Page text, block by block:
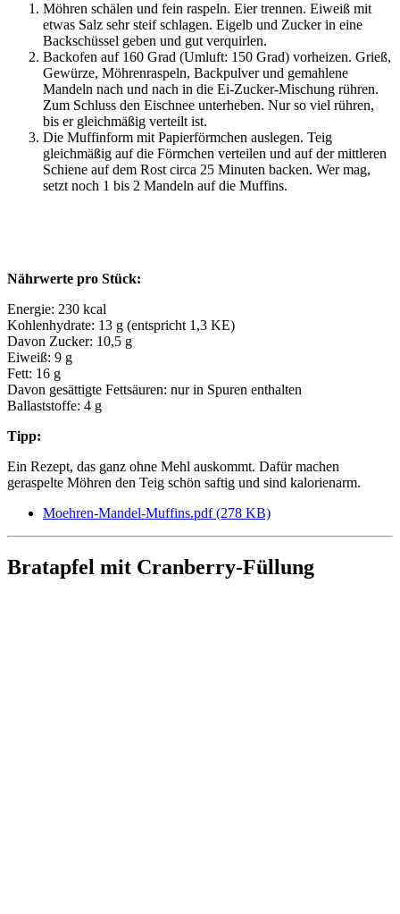
Möhren schälen und fein raspeln. Eier trennen. Eiweiß mit
etwas Salz sehr steif schlagen. Eigelb und Zucker in eine
Backschüssel geben und gut verquirlen.
Backofen auf 160 Grad (Umluft: 150 Grad) vorheizen. Grieß,
Gewürze, Möhrenraspeln, Backpulver und gemahlene
Mandeln nach und nach in die Ei-Zucker-Mischung rühren.
Zum Schluss den Eischnee unterheben. Nur so viel rühren,
bis er gleichmäßig verteilt ist.
Die Muffinform mit Papierförmchen auslegen. Teig
gleichmäßig auf die Förmchen verteilen und auf der mittleren
Schiene auf dem Rost circa 25 Minuten backen. Wer mag,
setzt noch 1 bis 2 Mandeln auf die Muffins.
Nährwerte pro Stück:
Energie: 230 kcal
Kohlenhydrate: 13 g (entspricht 1,3 KE)
Davon Zucker: 10,5 g
Eiweiß: 9 g
Fett: 16 g
Davon gesättigte Fettsäuren: nur in Spuren enthalten
Ballaststoffe: 4 g
Tipp:
Ein Rezept, das ganz ohne Mehl auskommt. Dafür machen
geraspelte Möhren den Teig schön saftig und sind kalorienarm.
Moehren-Mandel-Muffins.pdf(278 KB)
Bratapfel mit Cranberry-Füllung